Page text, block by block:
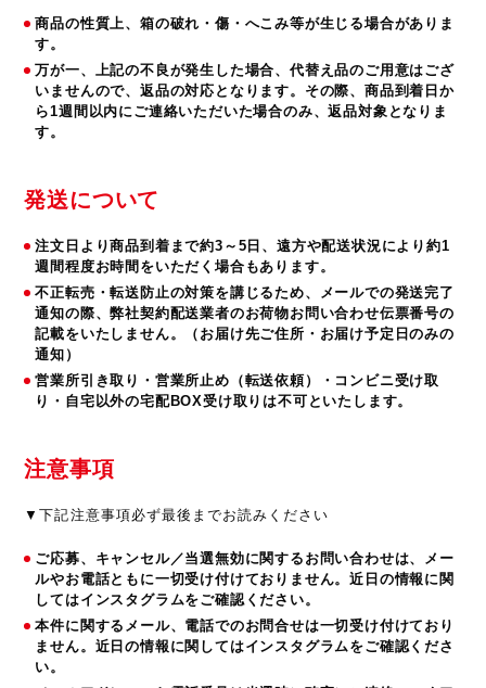
商品の性質上、箱の破れ・傷・へこみ等が生じる場合がありま
す。
万が一、上記の不良が発生した場合、代替え品のご用意はござ
いませんので、返品の対応となります。その際、商品到着日か
ら1週間以内にご連絡いただいた場合のみ、返品対象となりま
す。
発送について
注文日より商品到着まで約3～5日、遠方や配送状況により約1
週間程度お時間をいただく場合もあります。
不正転売・転送防止の対策を講じるため、メールでの発送完了
通知の際、弊社契約配送業者のお荷物お問い合わせ伝票番号の
記載をいたしません。（お届け先ご住所・お届け予定日のみの
通知）
営業所引き取り・営業所止め（転送依頼）・コンビニ受け取
り・自宅以外の宅配BOX受け取りは不可といたします。
注意事項
▼下記注意事項必ず最後までお読みください
ご応募、キャンセル／当選無効に関するお問い合わせは、メー
ルやお電話ともに一切受け付けておりません。近日の情報に関
してはインスタグラムをご確認ください。
本件に関するメール、電話でのお問合せは一切受け付けており
ません。近日の情報に関してはインスタグラムをご確認くださ
い。